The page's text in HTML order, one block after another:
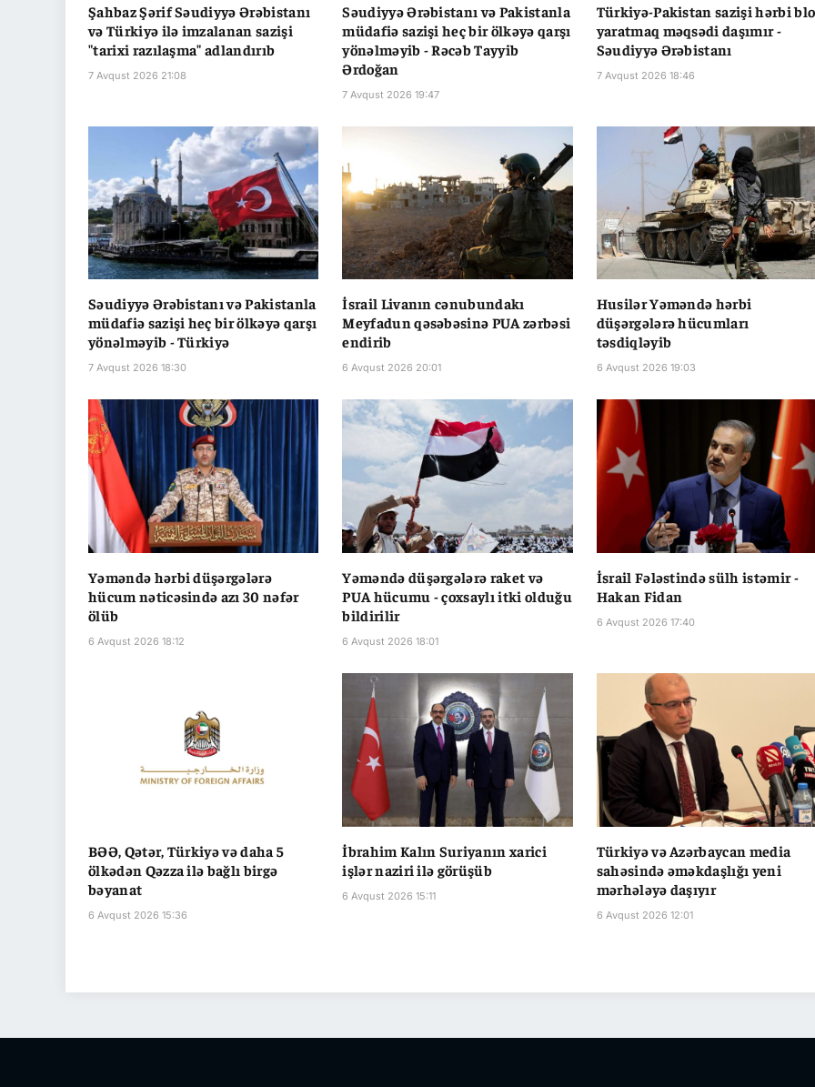
Şahbaz Şərif Səudiyyə Ərəbistanı
və Türkiyə ilə imzalanan sazişi
"tarixi razılaşma" adlandırıb
7 Avqust 2026 21:08
Səudiyyə Ərəbistanı və Pakistanla
müdafiə sazişi heç bir ölkəyə qarşı
yönəlməyib - Rəcəb Tayyib
Ərdoğan
7 Avqust 2026 19:47
Türkiyə-Pakistan sazişi hərbi
yaratmaq məqsədi daşımır -
Səudiyyə Ərəbistanı
7 Avqust 2026 18:46
Səudiyyə Ərəbistanı və Pakistanla
müdafiə sazişi heç bir ölkəyə qarşı
yönəlməyib - Türkiyə
7 Avqust 2026 18:30
İsrail Livanın cənubundakı
Meyfadun qəsəbəsinə PUA zərbəsi
endirib
6 Avqust 2026 20:01
Husilər Yəməndə hərbi
düşərgələrə hücumları
təsdiqləyib
6 Avqust 2026 19:03
Yəməndə hərbi düşərgələrə
hücum nəticəsində azı 30 nəfər
ölüb
6 Avqust 2026 18:12
Yəməndə düşərgələrə raket və
PUA hücumu - çoxsaylı itki olduğu
bildirilir
6 Avqust 2026 18:01
İsrail Fələstində sülh istəmir -
Hakan Fidan
6 Avqust 2026 17:40
BƏƏ, Qətər, Türkiyə və daha 5
ölkədən Qəzza ilə bağlı birgə
bəyanat
6 Avqust 2026 15:36
İbrahim Kalın Suriyanın xarici
işlər naziri ilə görüşüb
6 Avqust 2026 15:11
Türkiyə və Azərbaycan media
sahəsində əməkdaşlığı yeni
mərhələyə daşıyır
6 Avqust 2026 12:01